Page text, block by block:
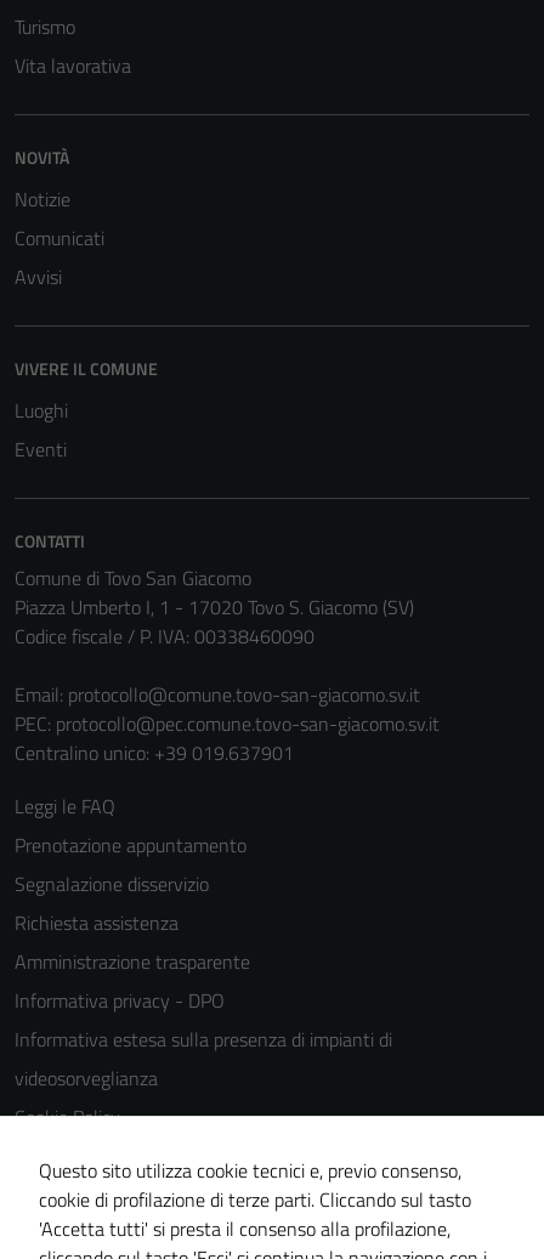
Turismo
Vita lavorativa
NOVITÀ
Notizie
Comunicati
Avvisi
VIVERE IL COMUNE
Luoghi
Eventi
CONTATTI
Comune di Tovo San Giacomo
Piazza Umberto I, 1 - 17020 Tovo S. Giacomo (SV)
Codice fiscale / P. IVA: 00338460090
Email: protocollo@comune.tovo-san-giacomo.sv.it
PEC: protocollo@pec.comune.tovo-san-giacomo.sv.it
Centralino unico: +39 019.637901
Leggi le FAQ
Prenotazione appuntamento
Segnalazione disservizio
Richiesta assistenza
Amministrazione trasparente
Informativa privacy - DPO
Informativa estesa sulla presenza di impianti di
videosorveglianza
Cookie Policy
Note legali
Dichiarazione di accessibilità
Piano di miglioramento del sito
Questo sito utilizza cookie tecnici e, previo consenso,
cookie di profilazione di terze parti. Cliccando sul tasto
'Accetta tutti' si presta il consenso alla profilazione,